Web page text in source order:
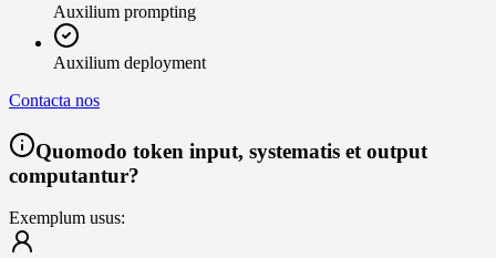
Auxilium prompting
Auxilium deployment
Contacta nos
Quomodo token input, systematis et output
computantur?
Exemplum usus: